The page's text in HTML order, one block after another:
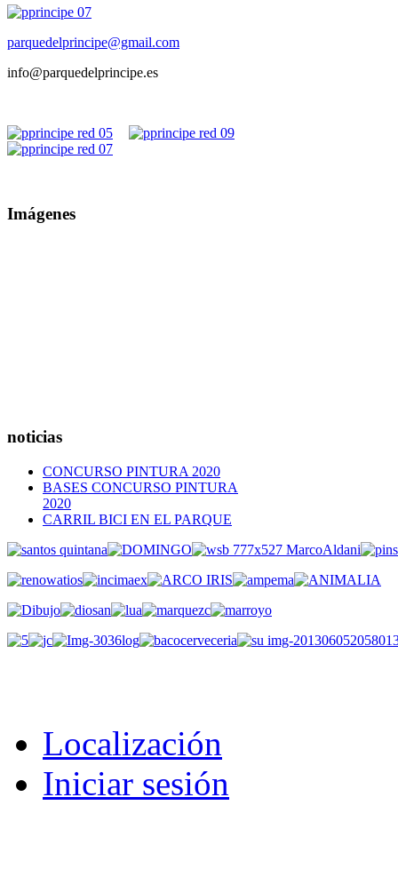
parquedelprincipe@gmail.com
info@parquedelprincipe.es
Imágenes
noticias
CONCURSO PINTURA 2020
BASES CONCURSO PINTURA
2020
CARRIL BICI EN EL PARQUE
Localización
Iniciar sesión